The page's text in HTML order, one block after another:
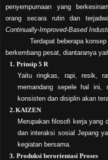
penyempurnaan yang
orang secara rutin dan
Continually-Improved-Based
Terdapat beberapa konsep
berkembang pesat, diantaranya
1. Prinsip 5 R
Yaitu ringkas, rapi, resik,
memandang sepele hal ini,
konsisten dan disiplin akan
2.KAIZEN
Merupakan filosofi kerja yang
dan interaksi sosial Jepang
kegiatan bersama.
3. Produksi berorientasi Proses